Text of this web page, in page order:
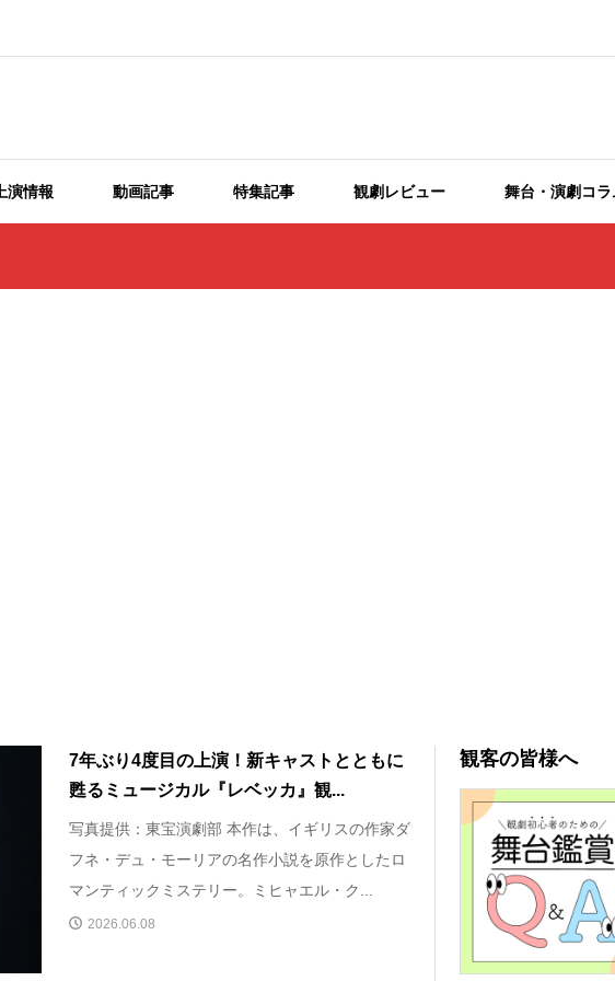
上演情報 動画記事 特集記事 観劇レビュー 舞台・演劇コラ
7年ぶり4度目の上演！新キャストとともに
甦るミュージカル『レベッカ』観...
写真提供：東宝演劇部 本作は、イギリスの作家ダ
フネ・デュ・モーリアの名作小説を原作としたロ
マンティックミステリー。ミヒャエル・ク...
2026.06.08
観客の皆様へ